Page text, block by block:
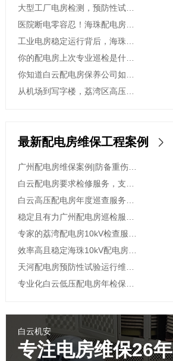
最新配电房维保工程案例
白云机安
专注电房维保26年